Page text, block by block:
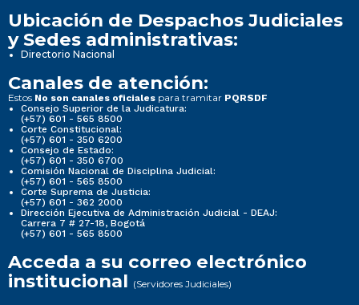
Ubicación de Despachos Judiciales
y Sedes administrativas:
Directorio Nacional
Canales de atención:
Estos No son canales oficiales para tramitar PQRSDF
Consejo Superior de la Judicatura:
(+57) 601 - 565 8500
Corte Constitucional:
(+57) 601 - 350 6200
Consejo de Estado:
(+57) 601 - 350 6700
Comisión Nacional de Disciplina Judicial:
(+57) 601 - 565 8500
Corte Suprema de Justicia:
(+57) 601 - 362 2000
Dirección Ejecutiva de Administración Judicial - DEAJ:
Carrera 7 # 27-18, Bogotá
(+57) 601 - 565 8500
Acceda a su correo electrónico
institucional (Servidores Judiciales)